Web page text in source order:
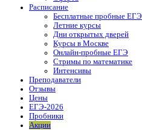
Расписание
Бесплатные пробные ЕГЭ
Летние курсы
Дни открытых дверей
Курсы в Москве
Онлайн-пробные ЕГЭ
Стримы по математике
Интенсивы
Преподаватели
Отзывы
Цены
ЕГЭ-2026
Пробники
Акции